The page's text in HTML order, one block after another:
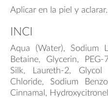
Aplicar en la piel y aclarar.
INCI
Aqua (Water), Sodium
Betaine, Glycerin,
Silk, Laureth-2, Glycol
Chloride, Sodium
Cinnamal,